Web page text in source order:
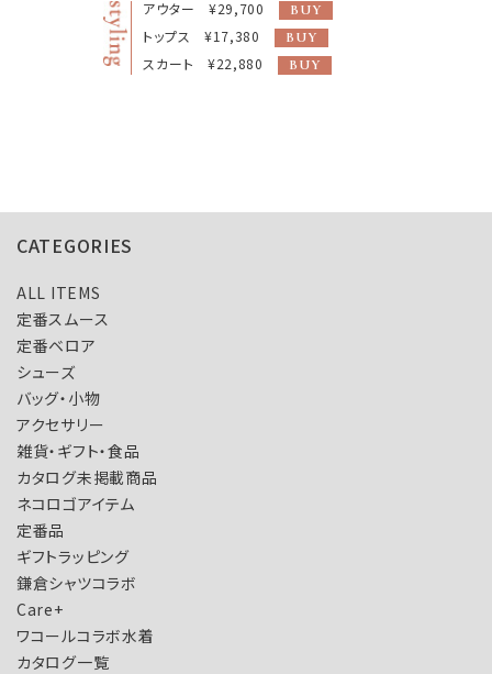
アウター ¥29,700 BUY
トップス ¥17,380 BUY
スカート ¥22,880 BUY
CATEGORIES
ALL ITEMS
定番スムース
定番ベロア
シューズ
バッグ・小物
アクセサリー
雑貨・ギフト・食品
カタログ未掲載商品
ネコロゴアイテム
定番品
ギフトラッピング
鎌倉シャツコラボ
Care+
ワコールコラボ水着
カタログ一覧